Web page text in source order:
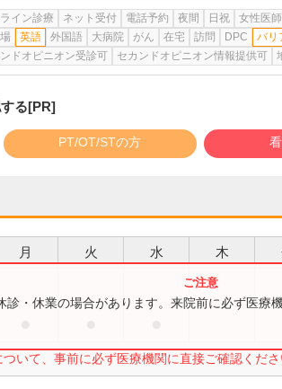
イン診療 ネット受付 電話予約 夜間 日祝 女性医師
英語 外国語 大病院 がん 在宅 訪問 DPC バリ
ドオピニオン受診可
セカンドオピニオン情報提供可
る[PR]
PT/OT/STの方
月 火 水 木
いて、事前に必ず医療機関に直接ご確認くださ
診・休業の場合があります。来院前に必ず医療